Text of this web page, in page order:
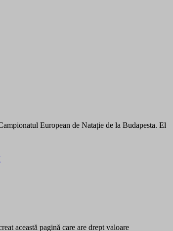
European de Natație de la Budapesta. El
această pagină care are drept valoare